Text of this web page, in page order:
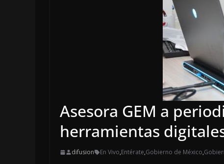
Asesora GEM a
herramientas
difusion En Vivo,Entérate,Gobierno de México,